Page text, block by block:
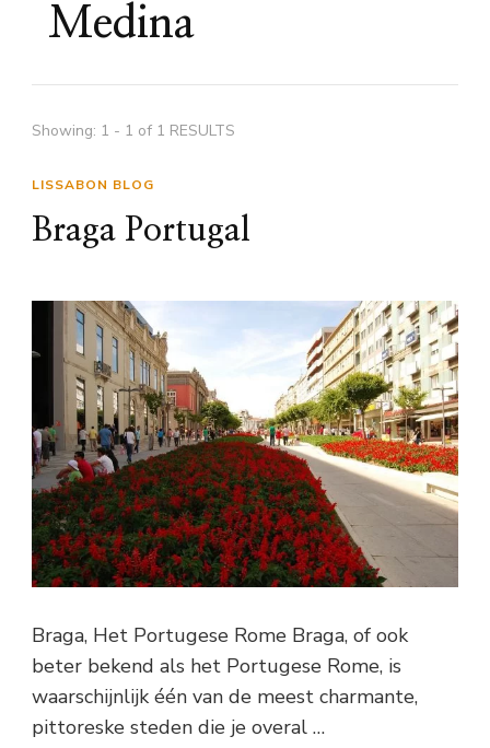
Medina
Showing: 1 - 1 of 1 RESULTS
LISSABON BLOG
Braga Portugal
Braga, Het Portugese Rome Braga, of ook
beter bekend als het Portugese Rome, is
waarschijnlijk één van de meest charmante,
pittoreske steden die je overal …